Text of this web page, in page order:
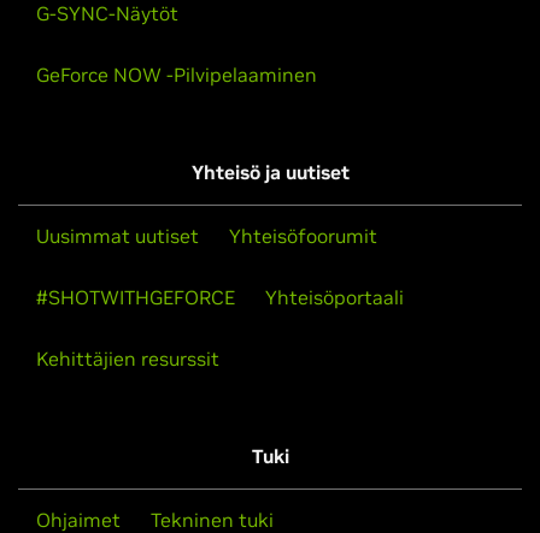
G-SYNC-Näytöt
GeForce NOW -Pilvipelaaminen
Yhteisö ja uutiset
Uusimmat uutiset Yhteisöfoorumit
#SHOTWITHGEFORCE Yhteisöportaali
Kehittäjien resurssit
Tuki
Ohjaimet Tekninen tuki